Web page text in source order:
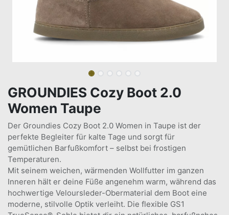
GROUNDIES Cozy Boot 2.0
Women Taupe
Der Groundies Cozy Boot 2.0 Women in Taupe ist der
perfekte Begleiter für kalte Tage und sorgt für
gemütlichen Barfußkomfort – selbst bei frostigen
Temperaturen.
Mit seinem weichen, wärmenden Wollfutter im ganzen
Inneren hält er deine Füße angenehm warm, während das
hochwertige Veloursleder-Obermaterial dem Boot eine
moderne, stilvolle Optik verleiht. Die flexible GS1